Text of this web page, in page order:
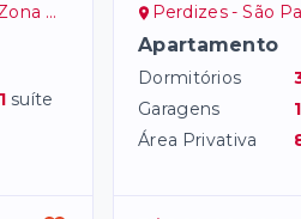
1 suíte
Perdizes - São
Apartamento
Dormitórios
Garagens
1
Área Privativa